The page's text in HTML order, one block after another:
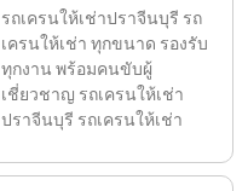
รถเครนให้เช่าปราจีนบุรี รถ
เครนให้เช่า ทุกขนาด รองรับ
ทุกงาน พร้อมคนขับผู้
เชี่ยวชาญ รถเครนให้เช่า
ปราจีนบุรี รถเครนให้เช่า